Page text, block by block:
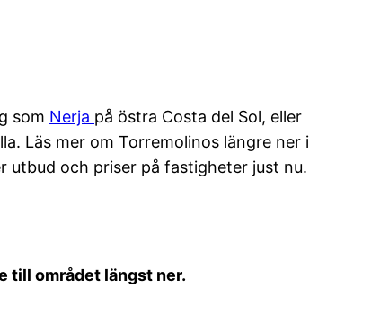
som Nerja på östra Costa del Sol, eller
Läs mer om Torremolinos längre ner i
utbud och priser på fastigheter just nu.
till området längst ner.